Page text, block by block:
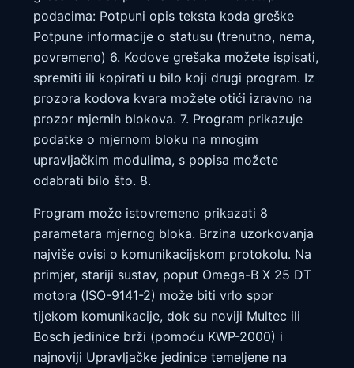
podacima: Potpuni opis teksta koda greške
Potpune informacije o statusu (trenutno, nema,
povremeno) 6. Kodove grešaka možete ispisati,
spremiti ili kopirati u bilo koji drugi program. Iz
prozora kodova kvara možete otići izravno na
prozor mjernih blokova. 7. Program prikazuje
podatke o mjernom bloku na mnogim
upravljačkim modulima, s popisa možete
odabrati bilo što. 8.
Program može istovremeno prikazati 8
parametara mjernog bloka. Brzina uzorkovanja
najviše ovisi o komunikacijskom protokolu. Na
primjer, stariji sustav, poput Omega-B X 25 DT
motora (ISO-9141-2) može biti vrlo spor
tijekom komunikacije, dok su noviji Multec ili
Bosch jedinice brži (pomoću KWP-2000) i
najnoviji Upravljačke jedinice temeljene na